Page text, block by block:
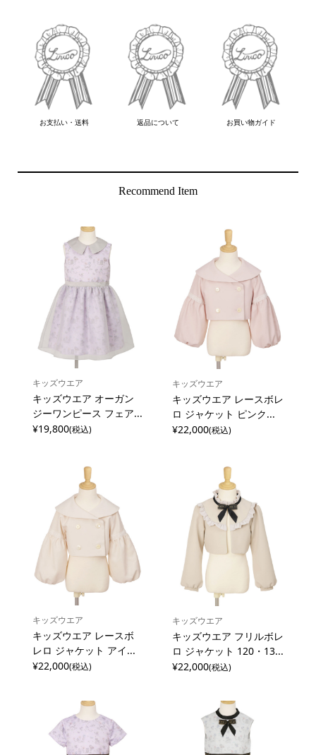
お支払い・送料 返品について お買い物ガイド
Recommend Item
キッズウエア
キッズウエア オーガン
ジーワンピース フェア...
¥19,800(税込)
キッズウエア
キッズウエア レースボレ
ロ ジャケット ピンク...
¥22,000(税込)
キッズウエア
キッズウエア レースボ
レロ ジャケット アイ...
¥22,000(税込)
キッズウエア
キッズウエア フリルボレ
ロ ジャケット 120・13...
¥22,000(税込)